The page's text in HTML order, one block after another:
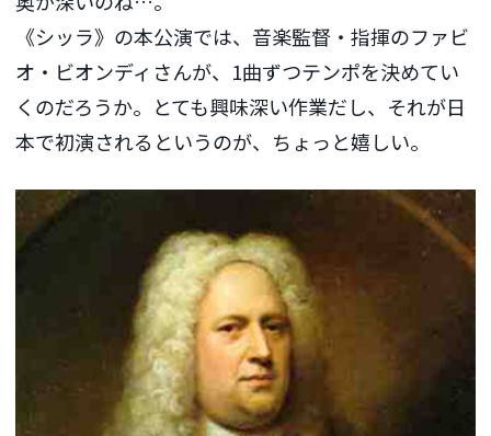
《シッラ》の本公演では、音楽監督・指揮のファビ
オ・ビオンディさんが、1曲ずつテンポを決めてい
くのだろうか。とても興味深い作業だし、それが日
本で初演されるというのが、ちょっと嬉しい。